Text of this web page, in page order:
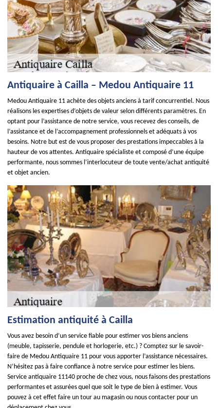
Antiquaire à Cailla – Medou Antiquaire 11
Medou Antiquaire 11 achète des objets anciens à tarif concurrentiel. Nous
réalisons les expertises d’objets de valeur selon différents paramètres. En
optant pour l’assistance de notre service, vous recevez des conseils, de
l’assistance et de l’accompagnement professionnels et adéquats à vos
besoins. Notre but est de vous proposer des prestations impeccables à la
hauteur de vos attentes. Antiquaire spécialiste et composé d’une équipe
performante, nous sommes l’interlocuteur de toute vente/achat antiquité
et objet ancien.
Estimation antiquité à Cailla
Vous avez besoin d’un service fiable pour estimer vos biens anciens
(meuble, tapisserie, pendule et horlogerie, etc.) ? Comptez sur le savoir-
faire de Medou Antiquaire 11 pour vous apporter l’assistance nécessaires.
N’hésitez pas à faire confiance à notre service pour estimer les biens.
Service antiquaire 11140 proche de chez vous, nous faisons des prestations
performantes et assurées quel que soit le type de bien à estimer. Vous
pouvez à cet effet faire un tour au magasin ou nous contacter pour un